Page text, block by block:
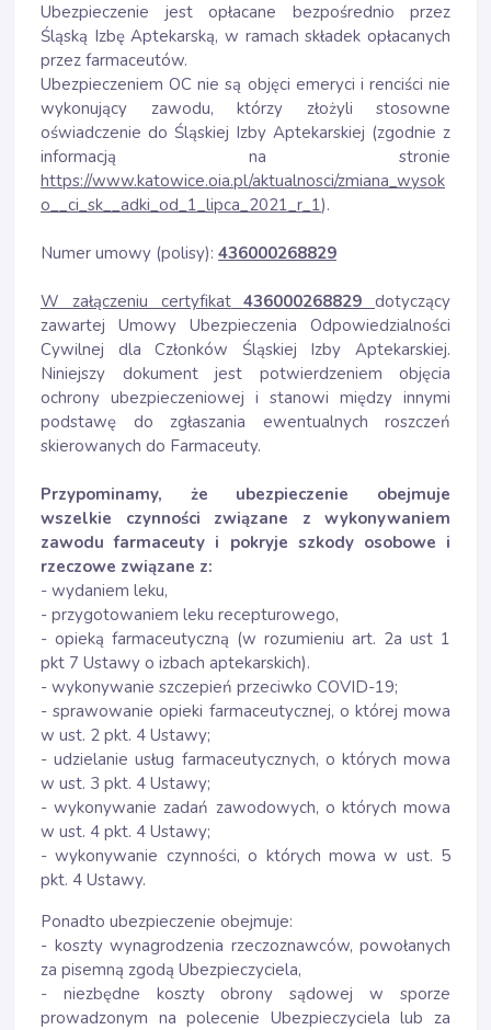
Ubezpieczenie jest opłacane bezpośrednio przez
Śląską Izbę Aptekarską, w ramach składek opłacanych
przez farmaceutów.
Ubezpieczeniem OC nie są objęci emeryci i renciści nie
wykonujący zawodu, którzy złożyli stosowne
oświadczenie do Śląskiej Izby Aptekarskiej (zgodnie z
informacją na stronie
https://www.katowice.oia.pl/aktualnosci/zmiana_wysok
o__ci_sk__adki_od_1_lipca_2021_r_1).
Numer umowy (polisy): 436000268829
W załączeniu certyfikat 436000268829 dotyczący
zawartej Umowy Ubezpieczenia Odpowiedzialności
Cywilnej dla Członków Śląskiej Izby Aptekarskiej.
Niniejszy dokument jest potwierdzeniem objęcia
ochrony ubezpieczeniowej i stanowi między innymi
podstawę do zgłaszania ewentualnych roszczeń
skierowanych do Farmaceuty.
Przypominamy, że ubezpieczenie obejmuje
wszelkie czynności związane z wykonywaniem
zawodu farmaceuty i pokryje szkody osobowe i
rzeczowe związane z:
- wydaniem leku,
- przygotowaniem leku recepturowego,
- opieką farmaceutyczną (w rozumieniu art. 2a ust 1
pkt 7 Ustawy o izbach aptekarskich).
- wykonywanie szczepień przeciwko COVID-19;
- sprawowanie opieki farmaceutycznej, o której mowa
w ust. 2 pkt. 4 Ustawy;
- udzielanie usług farmaceutycznych, o których mowa
w ust. 3 pkt. 4 Ustawy;
- wykonywanie zadań zawodowych, o których mowa
w ust. 4 pkt. 4 Ustawy;
- wykonywanie czynności, o których mowa w ust. 5
pkt. 4 Ustawy.
Ponadto ubezpieczenie obejmuje:
- koszty wynagrodzenia rzeczoznawców, powołanych
za pisemną zgodą Ubezpieczyciela,
- niezbędne koszty obrony sądowej w sporze
prowadzonym na polecenie Ubezpieczyciela lub za